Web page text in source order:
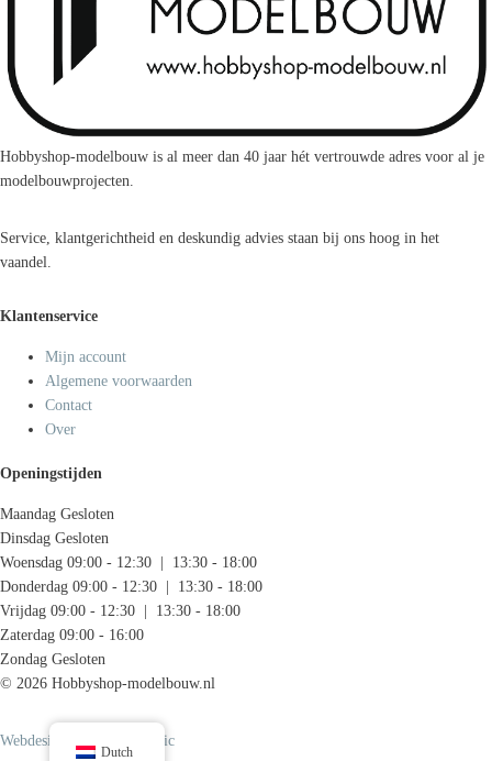
Hobbyshop-modelbouw is al meer dan 40 jaar hét vertrouwde adres voor al je
modelbouwprojecten.
Service, klantgerichtheid en deskundig advies staan bij ons hoog in het
vaandel.
Klantenservice
Mijn account
Algemene voorwaarden
Contact
Over
Openingstijden
Maandag Gesloten
Dinsdag Gesloten
Woensdag 09:00 - 12:30 | 13:30 - 18:00
Donderdag 09:00 - 12:30 | 13:30 - 18:00
Vrijdag 09:00 - 12:30 | 13:30 - 18:00
Zaterdag 09:00 - 16:00
Zondag Gesloten
© 2026 Hobbyshop-modelbouw.nl
Webdesign door Systemedic
Dutch